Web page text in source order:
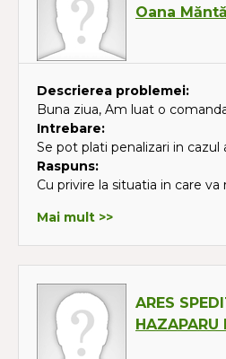
Oana
Descrierea problemei:
Buna ziua, Am luat o
Intrebare:
Se pot plati penalizari in cazul
Raspuns:
Cu privire la situatia in care va
Mai mult >>
ARES
HAZAPARU